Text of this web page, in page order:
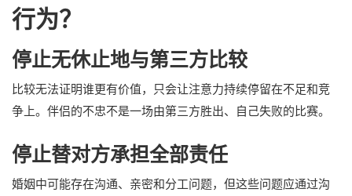
行为？
停止无休止地与第三方比较
比较无法证明谁更有价值，只会让注意力持续停留在不足和竞
争上。伴侣的不忠不是一场由第三方胜出、自己失败的比赛。
停止替对方承担全部责任
婚姻中可能存在沟通、亲密和分工问题，但这些问题应通过沟